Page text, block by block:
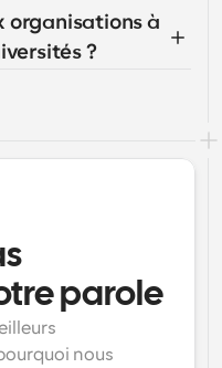
organisations à
?
parole
nous